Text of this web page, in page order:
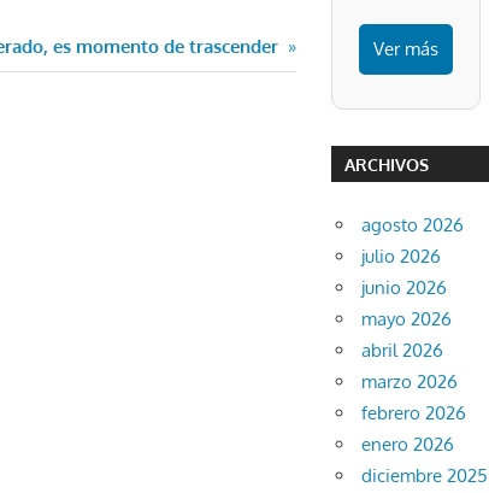
es momento de trascender Ver más
ARCHIVOS
agosto 2026
julio 2026
junio 2026
mayo 2026
abril 2026
marzo 2026
febrero 2026
enero 2026
diciembre 2025